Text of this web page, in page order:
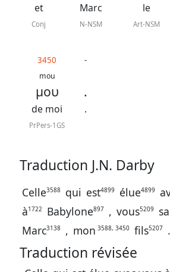
et
Conj
Marc
N-NSM
le
Art-NSM
3450
mou
μου
de moi
PrPers-1GS
-
.
.
Traduction J.N. Darby
Celle3588 qui est4899 élue4899
à1722 Babylone897 , vous5209
Marc3138 , mon 3588, 3450 fils5207 .
Traduction révisée
Bible
Traduction
N.
révisée
Nous